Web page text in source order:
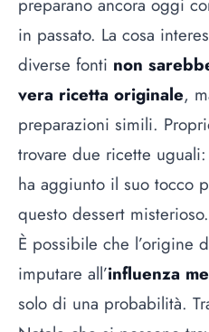
preparano ancora oggi
in passato. La cosa
diverse fonti non
vera ricetta originale,
preparazioni simili.
trovare due ricette
ha aggiunto il suo tocco
questo dessert misterioso.
È possibile che l’origine
imputare all’influenza
solo di una probabilità.